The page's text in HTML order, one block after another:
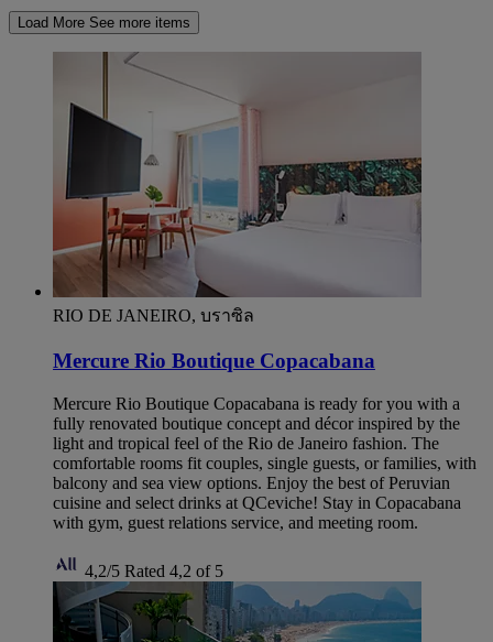
Load More See more items
RIO DE JANEIRO, บราซิล
Mercure Rio Boutique Copacabana
Mercure Rio Boutique Copacabana is ready for you with a
fully renovated boutique concept and décor inspired by the
light and tropical feel of the Rio de Janeiro fashion. The
comfortable rooms fit couples, single guests, or families, with
balcony and sea view options. Enjoy the best of Peruvian
cuisine and select drinks at QCeviche! Stay in Copacabana
with gym, guest relations service, and meeting room.
4,2/5 Rated 4,2 of 5